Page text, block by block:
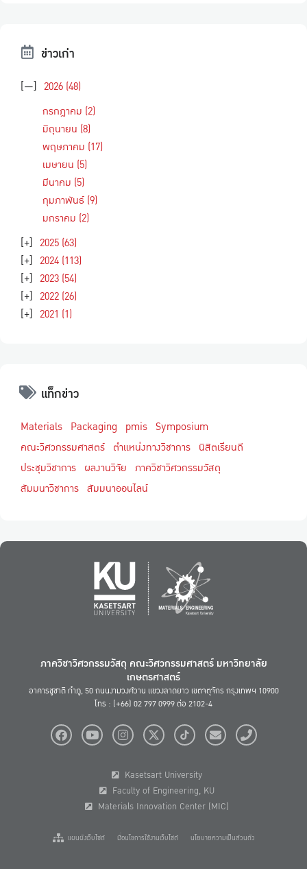
ข่าวเก่า
[—] 2026 (48)
กรกฎาคม (2)
มิถุนายน (8)
พฤษภาคม (17)
เมษายน (5)
มีนาคม (5)
กุมภาพันธ์ (9)
มกราคม (2)
[+] 2025 (63)
[+] 2024 (113)
[+] 2023 (54)
[+] 2022 (26)
[+] 2021 (1)
แท็กข่าว
Materials Packaging pmis Symposium
คณะวิศวกรรมศาสตร์ ตำแหน่งทางวิชาการ นิสิตเรียนดี
ประชุมวิชาการ ผลงานวิจัย ภาควิชาวิศวกรรมวัสดุ
สัมมนาวิชาการ สัมมนาออนไลน์
ภาควิชาวิศวกรรมวัสดุ คณะวิศวกรรมศาสตร์ มหาวิทยาลัย
เกษตรศาสตร์
อาคารชูชาติ กำภู, 50 ถนนงามวงศ์วาน แขวงลาดยาว เขตจตุจักร กรุงเทพฯ 10900
โทร : (+66) 02 797 0999 ต่อ 2102-4
Kasetsart University
Faculty of Engineering, KU
Materials Innovation Center (MIC)
แผนผังเว็บไซต์ เงื่อนไขการใช้งานเว็บไซต์ นโยบายความเป็นส่วนตัว